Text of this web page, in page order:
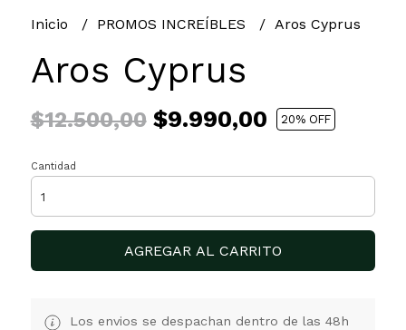
Inicio PROMOS INCREÍBLES Aros Cyprus
Aros Cyprus
$12.500,00$9.990,00 20% OFF
Cantidad
AGREGAR AL CARRITO
Los envios se despachan dentro de las 48h